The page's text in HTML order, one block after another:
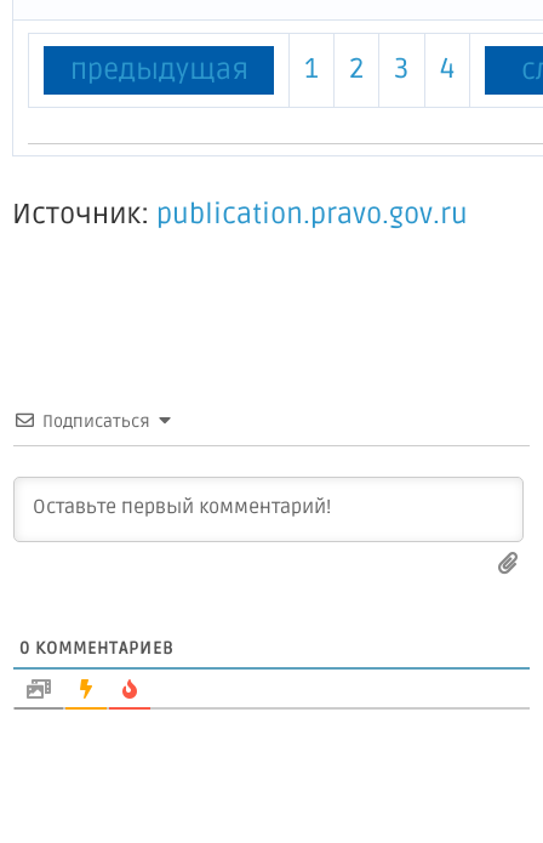
предыдущая 1 2 3 4
Источник: publication.pravo.gov.ru
Подписаться
0 КОММЕНТАРИЕВ